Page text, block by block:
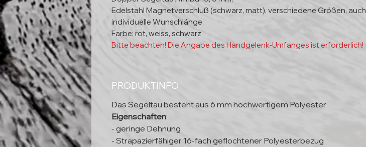
Edelstahl Magnetverschluß (schwarz, matt), verschiedene Größen, auch
individuelle Wunschlänge.
Farbe: rot, weiss, schwarz
Bitte beachten! Die Angabe des Handgelenk-Umfanges ist erforderlich!
PRODUKTINFO
Das Segeltau besteht aus 6 mm hochwertigem Polyester
Eigenschaften:
- geringe Dehnung
- Strapazierfähiger 16-fach geflochtener Polyesterbezug